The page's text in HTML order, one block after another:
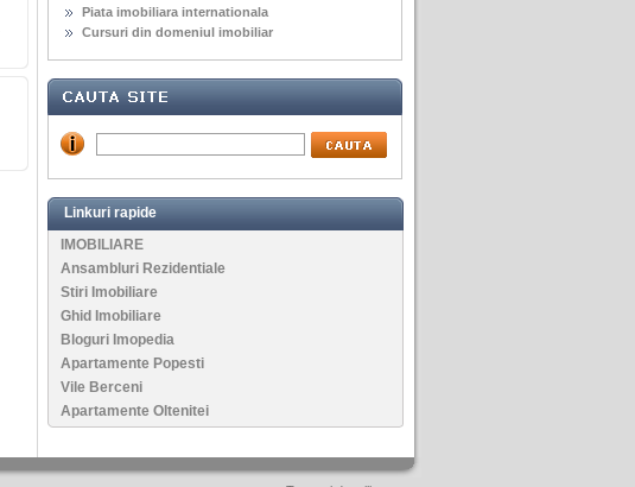
Piata imobiliara internationala
Cursuri din domeniul imobiliar
Linkuri rapide
IMOBILIARE
Ansambluri Rezidentiale
Stiri Imobiliare
Ghid Imobiliare
Bloguri Imopedia
Apartamente Popesti
Vile Berceni
Apartamente Oltenitei